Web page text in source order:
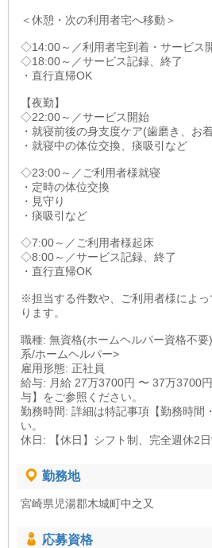
＜休憩・次の利用者宅へ移動＞
◇14:00～／利用者宅到着・サービス
◇18:00～／サービス記録、終了
・直行直帰OK
【夜勤】
◇22:00～／サービス開始
・就寝前後の身支度ケア(歯磨き、お
・就寝中の体位交換、痰吸引など
◇23:00～／ご利用者様就寝
・定時の体位交換
・見守り
・痰吸引など
◇7:00～／ご利用者様起床
◇8:00～／サービス記録、終了
・直行直帰OK
※担当する件数や、ご利用者様によ
ります。
職種: 無資格(ホームヘルパー資格不
系/ホームヘルパー>
雇用形態: 正社員
給与: 月給 27万3700円 〜 37万3700
与】をご参照ください。
勤務時間: 詳細は特記事項【勤務時間
い。
休日: 【休日】シフト制、完全週休2日
勤務地
宮崎県児湯郡木城町中之又
応募資格